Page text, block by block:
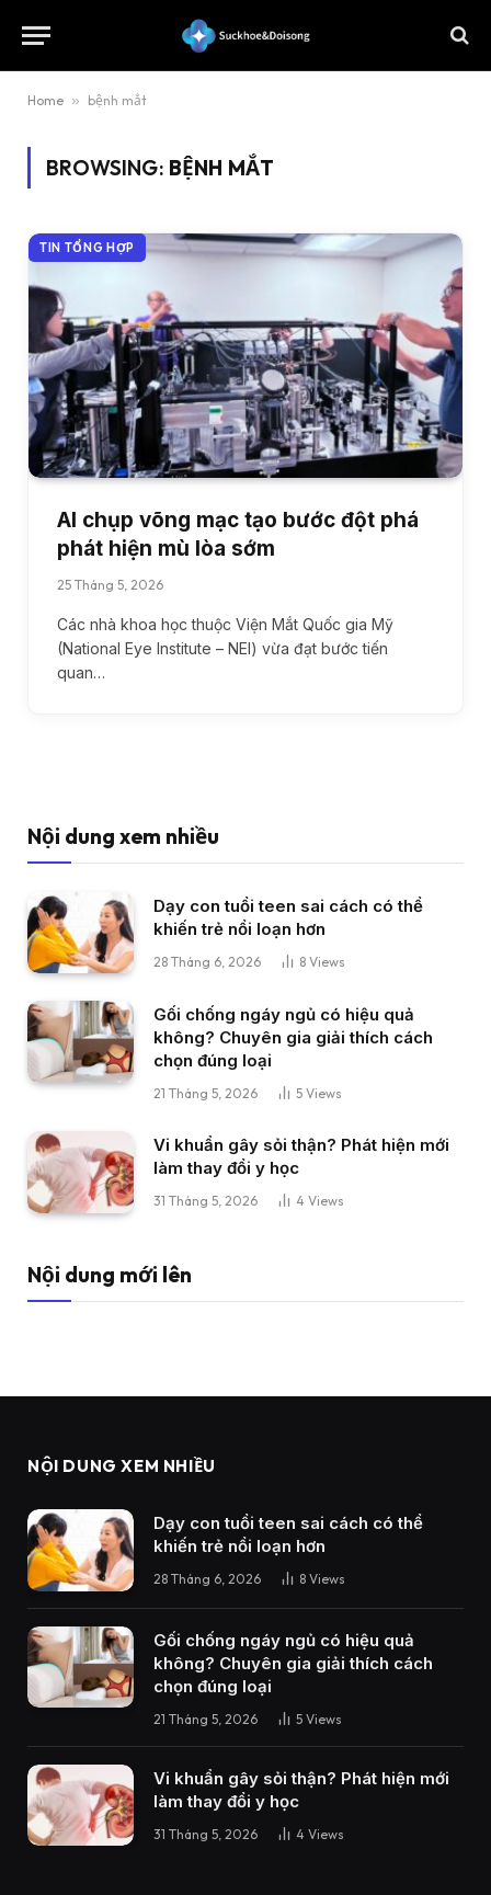
Home » bệnh mắt
BROWSING: BỆNH MẮT
TIN TỔNG HỢP
AI chụp võng mạc tạo bước đột phá
phát hiện mù lòa sớm
25 Tháng 5, 2026
Các nhà khoa học thuộc Viện Mắt Quốc gia Mỹ
(National Eye Institute – NEI) vừa đạt bước tiến
quan…
Nội dung xem nhiều
Dạy con tuổi teen sai cách có thể
khiến trẻ nổi loạn hơn
28 Tháng 6, 2026 8 Views
Gối chống ngáy ngủ có hiệu quả
không? Chuyên gia giải thích cách
chọn đúng loại
21 Tháng 5, 2026 5 Views
Vi khuẩn gây sỏi thận? Phát hiện mới
làm thay đổi y học
31 Tháng 5, 2026 4 Views
Nội dung mới lên
NỘI DUNG XEM NHIỀU
Dạy con tuổi teen sai cách có thể
khiến trẻ nổi loạn hơn
28 Tháng 6, 2026 8 Views
Gối chống ngáy ngủ có hiệu quả
không? Chuyên gia giải thích cách
chọn đúng loại
21 Tháng 5, 2026 5 Views
Vi khuẩn gây sỏi thận? Phát hiện mới
làm thay đổi y học
31 Tháng 5, 2026 4 Views